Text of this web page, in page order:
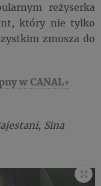
reżyserka
który nie tylko
zmusza do
w CANAL+
Sina